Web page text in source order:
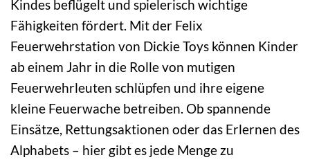
Kindes beflügelt und spielerisch wichtige
Fähigkeiten fördert. Mit der Felix
Feuerwehrstation von Dickie Toys können Kinder
ab einem Jahr in die Rolle von mutigen
Feuerwehrleuten schlüpfen und ihre eigene
kleine Feuerwache betreiben. Ob spannende
Einsätze, Rettungsaktionen oder das Erlernen des
Alphabets – hier gibt es jede Menge zu